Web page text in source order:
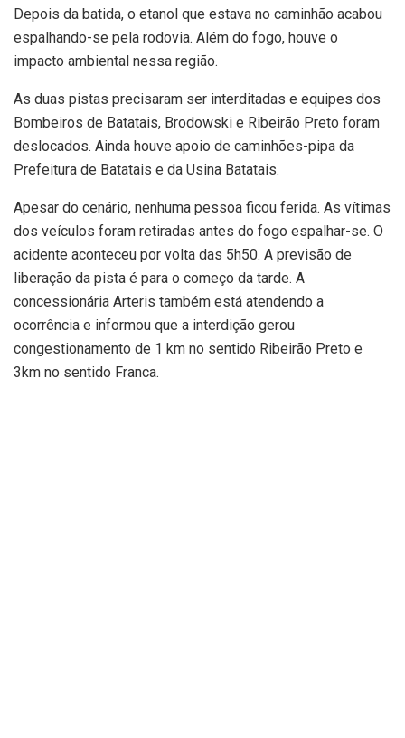
Depois da batida, o etanol que estava no caminhão acabou
espalhando-se pela rodovia. Além do fogo, houve o
impacto ambiental nessa região.
As duas pistas precisaram ser interditadas e equipes dos
Bombeiros de Batatais, Brodowski e Ribeirão Preto foram
deslocados. Ainda houve apoio de caminhões-pipa da
Prefeitura de Batatais e da Usina Batatais.
Apesar do cenário, nenhuma pessoa ficou ferida. As vítimas
dos veículos foram retiradas antes do fogo espalhar-se. O
acidente aconteceu por volta das 5h50. A previsão de
liberação da pista é para o começo da tarde. A
concessionária Arteris também está atendendo a
ocorrência e informou que a interdição gerou
congestionamento de 1 km no sentido Ribeirão Preto e
3km no sentido Franca.